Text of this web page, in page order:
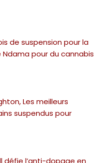
de suspension pour la
Ndama pour du cannabis
Les meilleurs
suspendus pour
défie l’anti-dopage en